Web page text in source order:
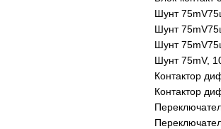
Шунт
Шунт
Шунт
Шунт 75mV,
Контактор
Контактор